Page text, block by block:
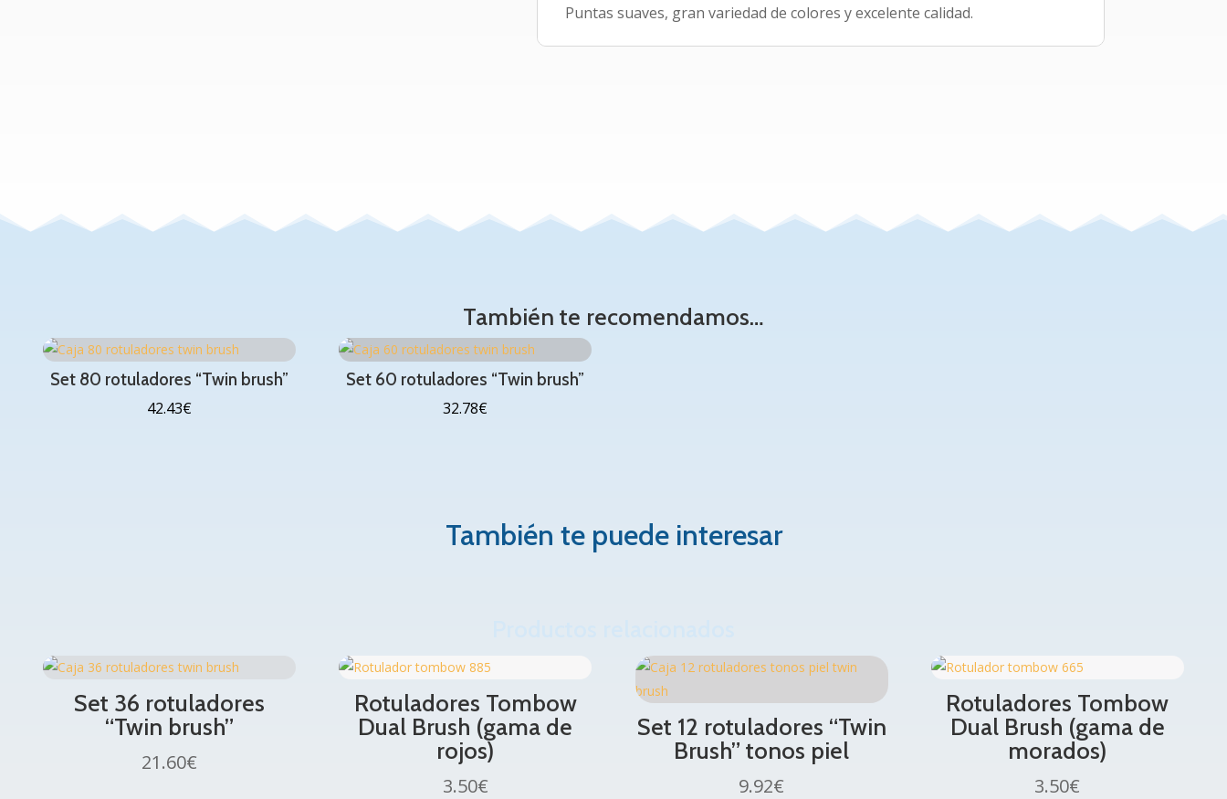
Puntas suaves, gran variedad de colores y excelente calidad.
También te recomendamos…
Set 80 rotuladores “Twin brush”
42.43€
Set 60 rotuladores “Twin brush”
32.78€
También te puede interesar
Set 36 rotuladores
“Twin brush”
21.60€
Rotuladores Tombow
Dual Brush (gama de
rojos)
3.50€
Set 12 rotuladores “Twin
Brush” tonos piel
9.92€
Rotuladores Tombow
Dual Brush (gama de
morados)
3.50€